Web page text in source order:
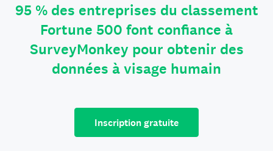
95 % des entreprises du classement
Fortune 500 font confiance à
SurveyMonkey pour obtenir des
données à visage humain
Inscription gratuite